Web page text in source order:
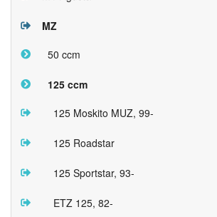
MZ
50 ccm
125 ccm
125 Moskito MUZ, 99-
125 Roadstar
125 Sportstar, 93-
ETZ 125, 82-